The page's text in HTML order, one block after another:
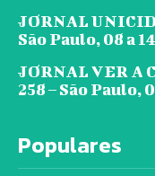
JORNAL
São Paulo, 08 a
JORNAL VER A
258 – São Paulo,
Populares